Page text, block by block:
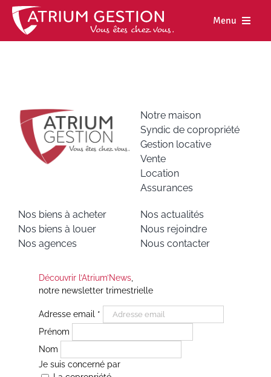
Skip
content
Menu
Nos biens
Notre maison
Syndic de copropriété
Gestion locative
Vente
Location
Assurances
Nos biens à acheter
Nos biens à louer
Nos agences
Nos actualités
Nous rejoindre
Nous contacter
Découvrir l’Atrium’News,
notre newsletter trimestrielle
Adresse email *
Prénom
Nom
Je suis concerné par